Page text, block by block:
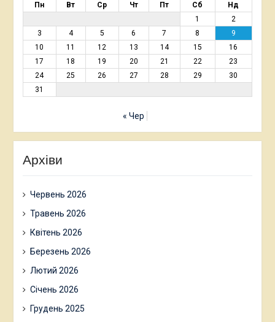
Пн Вт Ср Чт Пт Сб
Нд
1
2
3
4 5 6 7 8
9
10
11 12 13 14 15
16
17
18 19 20 21 22
23
24
25 26 27 28 29
30
31
« Чер
Архіви
Червень 2026
Травень 2026
Квітень 2026
Березень 2026
Лютий 2026
Січень 2026
Грудень 2025